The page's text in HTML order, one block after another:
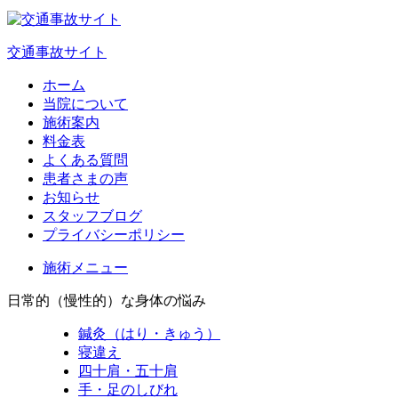
交通事故サイト
ホーム
当院について
施術案内
料金表
よくある質問
患者さまの声
お知らせ
スタッフブログ
プライバシーポリシー
施術メニュー
日常的（慢性的）な身体の悩み
鍼灸（はり・きゅう）
寝違え
四十肩・五十肩
手・足のしびれ